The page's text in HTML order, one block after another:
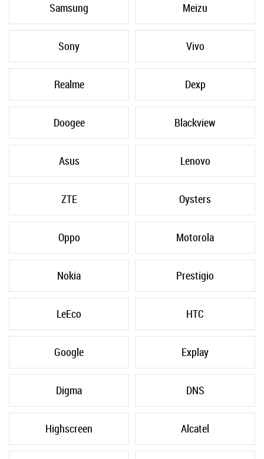
Samsung Meizu
Sony Vivo
Realme Dexp
Doogee Blackview
Asus Lenovo
ZTE Oysters
Oppo Motorola
Nokia Prestigio
LeEco HTC
Google Explay
Digma DNS
Highscreen Alcatel